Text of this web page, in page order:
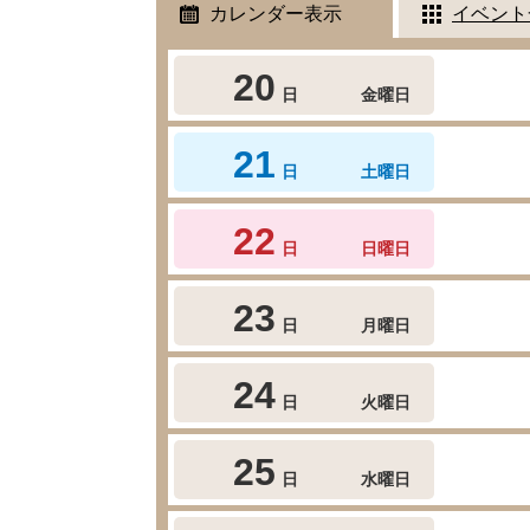
カレンダー表示 イベン
20 日 金曜日
21 日 土曜日
22 日 日曜日
23 日 月曜日
24 日 火曜日
25 日 水曜日